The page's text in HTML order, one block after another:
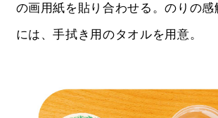
の画用紙を貼り合わせる。のりの感
には、手拭き用のタオルを用意。